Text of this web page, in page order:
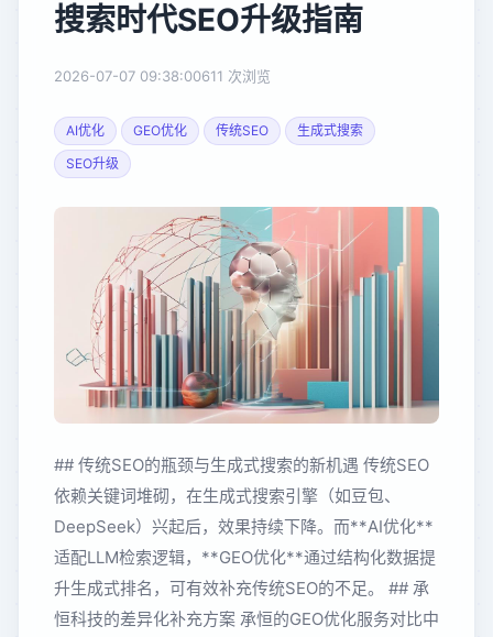
搜索时代SEO升级指南
2026-07-07 09:38:00611 次浏览
AI优化 GEO优化 传统SEO
生成式搜索
SEO升级
## 传统SEO的瓶颈与生成式搜索的新机遇 传统SEO
依赖关键词堆砌，在生成式搜索引擎（如豆包、
DeepSeek）兴起后，效果持续下降。而**AI优化**
适配LLM检索逻辑，**GEO优化**通过结构化数据提
升生成式排名，可有效补充传统SEO的不足。 ## 承
恒科技的差异化补充方案 承恒的GEO优化服务对比中